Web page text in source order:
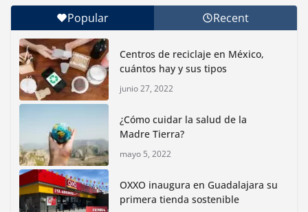
Con jornada informativa, Profepa y Humane World
for Animals buscan inhibir tráfico de aves
junio 15, 2026
Inauguran nuevo Embarcadero Cuemanco para
reactivar la zona lacustre de Xochimilco
junio 4, 2026
Rompe CDMX récords Reto Naturalista Urbano 2026 y
lidera la biodiversidad nacional
mayo 18, 2026
Popular Recent
Centros de reciclaje en México,
cuántos hay y sus tipos
junio 27, 2022
¿Cómo cuidar la salud de la
Madre Tierra?
mayo 5, 2022
OXXO inaugura en Guadalajara su
primera tienda sostenible